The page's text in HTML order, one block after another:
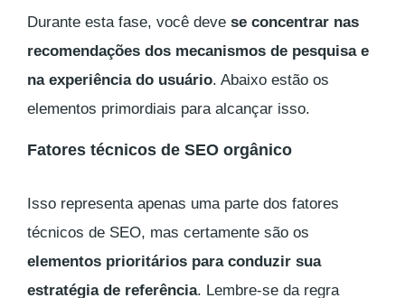
Durante esta fase, você deve se concentrar nas
recomendações dos mecanismos de pesquisa e
na experiência do usuário. Abaixo estão os
elementos primordiais para alcançar isso.
Fatores técnicos de SEO orgânico
Isso representa apenas uma parte dos fatores
técnicos de SEO, mas certamente são os
elementos prioritários para conduzir sua
estratégia de referência. Lembre-se da regra